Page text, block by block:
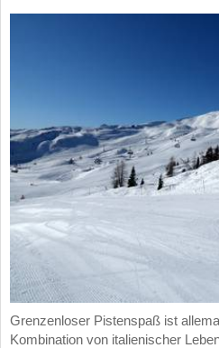
Grenzenloser Pistenspaß ist
Kombination von italienischer